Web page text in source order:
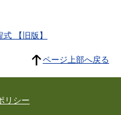
【旧版】
ページ上部へ戻る
リシー